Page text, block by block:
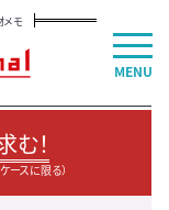
メモ
む！
ースに限る）
MENU